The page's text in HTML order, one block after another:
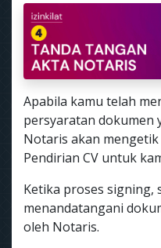
Apabila kamu telah
persyaratan dokumen
Notaris akan
Pendirian CV untuk
Ketika proses
menandatangani
oleh Notaris.